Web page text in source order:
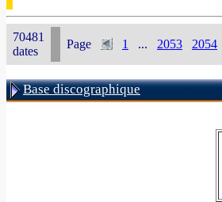
70481
dates
Page 1 ... 2053 2054
Base discographique